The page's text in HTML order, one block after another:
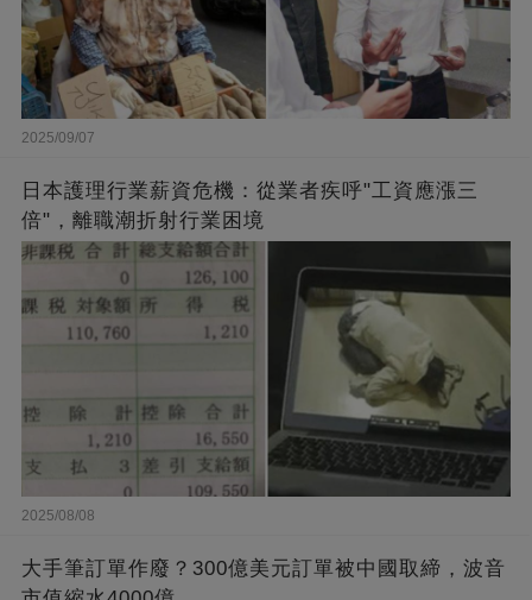
2025/09/07
日本護理行業薪資危機：從業者疾呼"工資應漲三
倍"，離職潮折射行業困境
2025/08/08
大手筆訂單作廢？300億美元訂單被中國取締，波音